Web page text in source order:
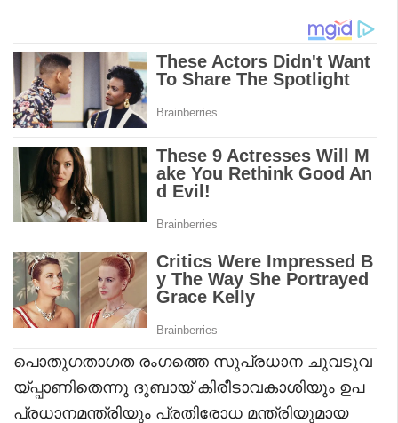
പൊതുഗതാഗത രംഗത്തെ സുപ്രധാന ചുവടുവ
യ്പ്പാണിതെന്നു ദുബായ് കിരീടാവകാശിയും ഉപ
പ്രധാനമന്ത്രിയും പ്രതിരോധ മന്ത്രിയുമായ